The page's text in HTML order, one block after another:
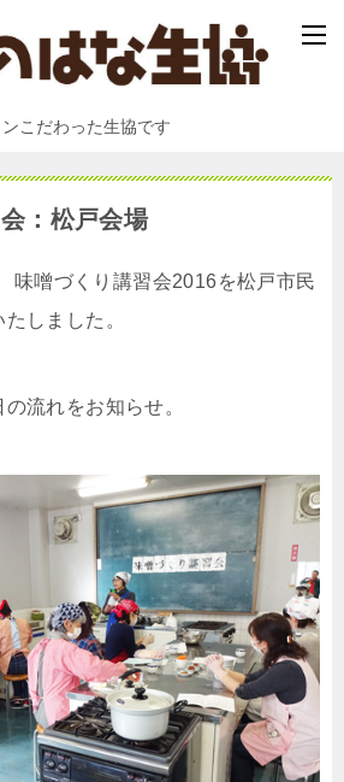
こだわった生協です
：松戸会場
味噌づくり講習会2016を松戸市民
しました。
流れをお知らせ。